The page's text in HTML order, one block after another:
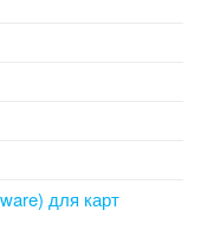
для карт